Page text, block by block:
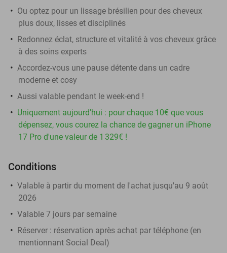
Ou optez pour un lissage brésilien pour des cheveux
plus doux, lisses et disciplinés
Redonnez éclat, structure et vitalité à vos cheveux grâce
à des soins experts
Accordez-vous une pause détente dans un cadre
moderne et cosy
Aussi valable pendant le week-end !
Uniquement aujourd'hui : pour chaque 10€ que vous
dépensez, vous courez la chance de gagner un iPhone
17 Pro d'une valeur de 1 329€ !
Conditions
Valable à partir du moment de l'achat jusqu'au 9 août
2026
Valable 7 jours par semaine
Réserver : réservation après achat par téléphone (en
mentionnant Social Deal)